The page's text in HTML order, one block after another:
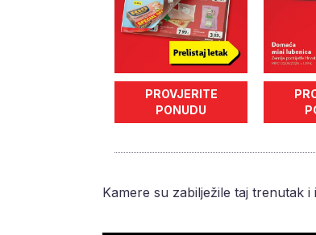
PROVJERITE
PONUDU
Kamere su zabilježile taj trenutak i